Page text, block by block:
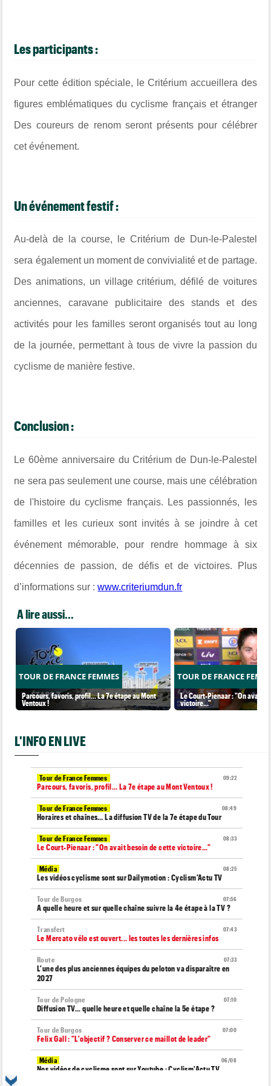
Les participants :
Pour cette édition spéciale, le Critérium accueillera des
figures emblématiques du cyclisme français et étranger
Des coureurs de renom seront présents pour célébrer
cet événement.
Un événement festif :
Au-delà de la course, le Critérium de Dun-le-Palestel
sera également un moment de convivialité et de partage.
Des animations, un village critérium, défilé de voitures
anciennes, caravane publicitaire des stands et des
activités pour les familles seront organisés tout au long
de la journée, permettant à tous de vivre la passion du
cyclisme de manière festive.
Conclusion :
Le 60ème anniversaire du Critérium de Dun-le-Palestel
ne sera pas seulement une course, mais une célébration
de l'histoire du cyclisme français. Les passionnés, les
familles et les curieux sont invités à se joindre à cet
événement mémorable, pour rendre hommage à six
décennies de passion, de défis et de victoires. Plus
d’informations sur :www.criteriumdun.fr
A lire aussi...
TOUR DE FRANCE FEMMES
Parcours, favoris, profil… La 7e étape au Mont
Ventoux !
TOUR DE FRANCE
Le Court-Pienaar : "On avait
victoire..."
L'INFO EN LIVE
09:22
Tour de France Femmes
Parcours, favoris, profil… La 7e étape au Mont Ventoux !
08:49
Tour de France Femmes
Horaires et chaînes… La diffusion TV de la 7e étape du Tour
08:33
Tour de France Femmes
Le Court-Pienaar : "On avait besoin de cette victoire..."
08:25
Média
Les vidéos cyclisme sont sur Dailymotion : Cyclism'Actu TV
07:56
Tour de Burgos
A quelle heure et sur quelle chaîne suivre la 4e étape à la TV ?
07:43
Transfert
Le Mercato vélo est ouvert... les toutes les dernières infos
07:33
Route
L'une des plus anciennes équipes du peloton va disparaître en
2027
07:10
Tour de Pologne
Diffusion TV... quelle heure et quelle chaîne la 5e étape ?
07:00
Tour de Burgos
Felix Gall : "L'objectif ? Conserver ce maillot de leader"
06/08
Média
Nos vidéos de cyclisme sont sur Youtube : Cyclism'Actu TV